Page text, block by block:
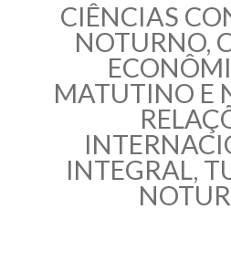
CIÊNCIAS
NOTURNO,
MATUTINO E
INTEGRAL,